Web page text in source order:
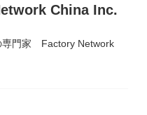
China Inc.
専門家 Factory Network